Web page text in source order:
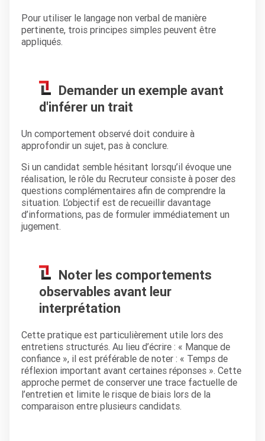
Pour utiliser le langage non verbal de manière
pertinente, trois principes simples peuvent être
appliqués.
Demander un exemple avant
d'inférer un trait
Un comportement observé doit conduire à
approfondir un sujet, pas à conclure.
Si un candidat semble hésitant lorsqu’il évoque une
réalisation, le rôle du Recruteur consiste à poser des
questions complémentaires afin de comprendre la
situation. L’objectif est de recueillir davantage
d’informations, pas de formuler immédiatement un
jugement.
Noter les comportements
observables avant leur
interprétation
Cette pratique est particulièrement utile lors des
entretiens structurés. Au lieu d’écrire : « Manque de
confiance », il est préférable de noter : « Temps de
réflexion important avant certaines réponses ». Cette
approche permet de conserver une trace factuelle de
l’entretien et limite le risque de biais lors de la
comparaison entre plusieurs candidats.